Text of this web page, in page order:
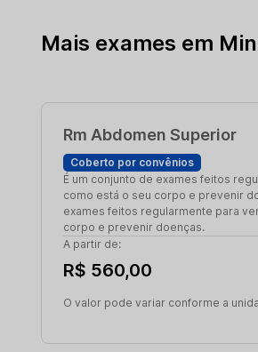
Mais exames em
Rm Abdomen Superior
Coberto por convênios
É um conjunto de exames feitos
como está o seu corpo e prevenir
exames feitos regularmente para
corpo e prevenir doenças.
A partir de:
R$ 560,00
O valor pode variar conforme a